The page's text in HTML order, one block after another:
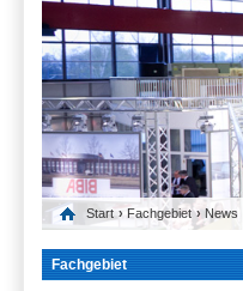
Start › Fachgebiet › News
Fachgebiet